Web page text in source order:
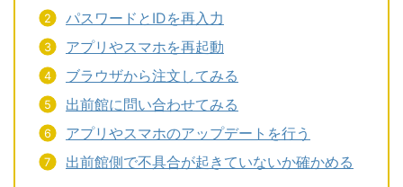
パスワードとIDを再入力
アプリやスマホを再起動
ブラウザから注文してみる
出前館に問い合わせてみる
アプリやスマホのアップデートを行う
出前館側で不具合が起きていないか確かめる